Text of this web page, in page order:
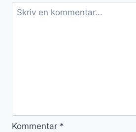
Kommentar *